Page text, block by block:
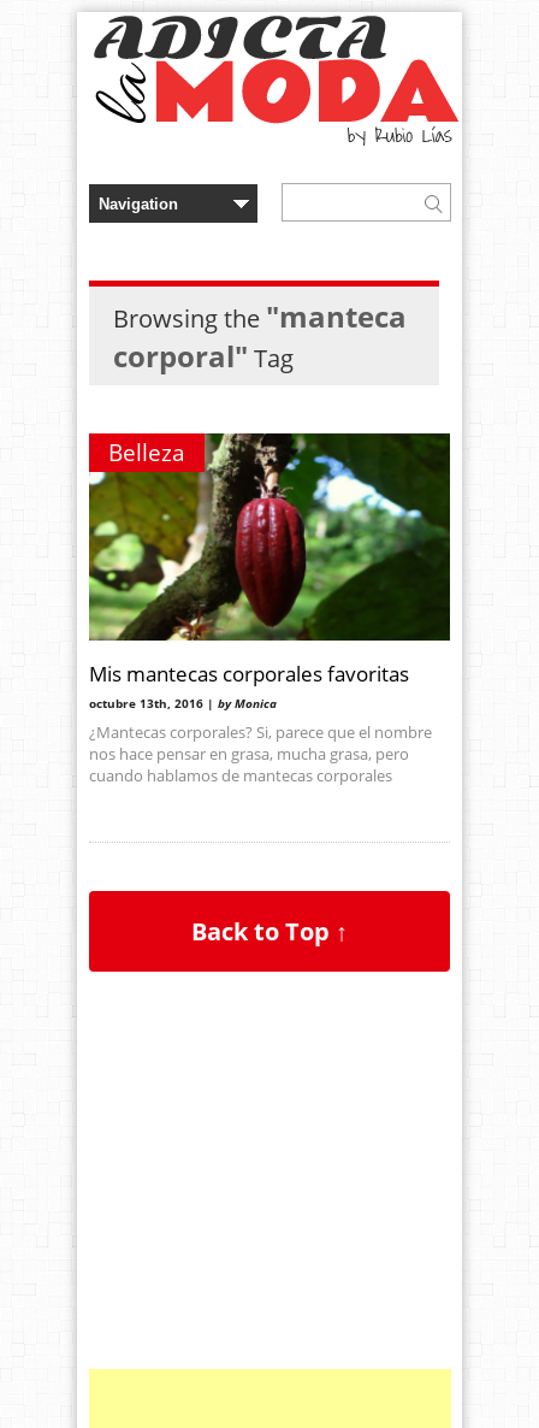
Browsing the "manteca
corporal" Tag
Belleza
Mis mantecas corporales favoritas
octubre 13th, 2016 | by Monica
¿Mantecas corporales? Si, parece que el nombre
nos hace pensar en grasa, mucha grasa, pero
cuando hablamos de mantecas corporales
Back to Top ↑